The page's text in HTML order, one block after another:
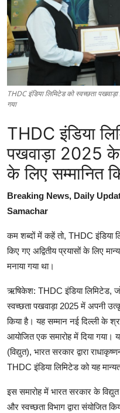
THDC इंडिया लिमिटेड को स्वच्छता
गया
THDC इंडिया
पखवाड़ा 2025 के
के लिए सम्मानित
Breaking News, Daily
Samachar
कम शब्दों में कहें तो, THDC इंडिया
किए गए अद्वितीय प्रयासों के लिए
मनाया गया था।
ऋषिकेश: THDC इंडिया लिमिटेड,
स्वच्छता पखवाड़ा 2025 में अपनी
किया है। यह सम्मान नई दिल्ली के
आयोजित एक समारोह में दिया
(विद्युत), भारत सरकार द्वारा
THDC इंडिया लिमिटेड को यह
इस समारोह में भारत सरकार के
और स्वच्छता विभाग द्वारा संयोजित